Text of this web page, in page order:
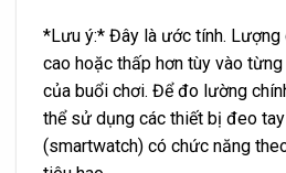
*Lưu ý:* Đây là ước tính. Lượng
cao hoặc thấp hơn tùy vào
của buổi chơi. Để đo lường
thể sử dụng các thiết bị đeo
(smartwatch) có chức năng